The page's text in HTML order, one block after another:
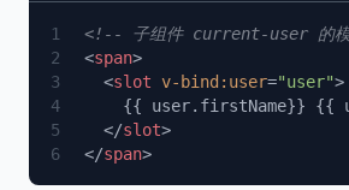
<span
  <
slot v-bind:user="user"
  </
slot
</span